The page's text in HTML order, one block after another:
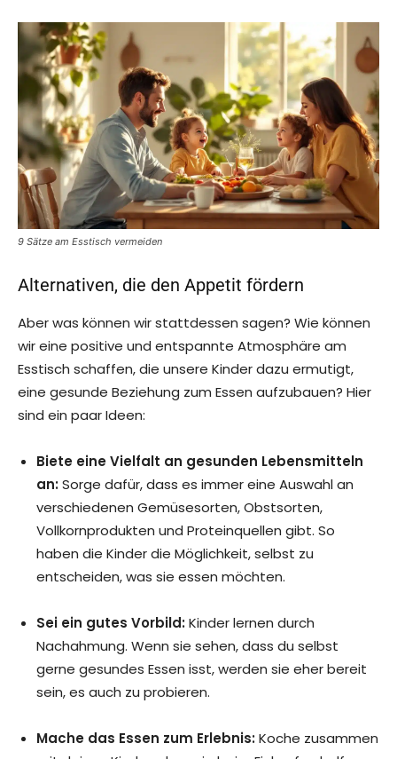
9 Sätze am Esstisch vermeiden
Alternativen, die den Appetit fördern
Aber was können wir stattdessen sagen? Wie können
wir eine positive und entspannte Atmosphäre am
Esstisch schaffen, die unsere Kinder dazu ermutigt,
eine gesunde Beziehung zum Essen aufzubauen? Hier
sind ein paar Ideen:
Biete eine Vielfalt an gesunden Lebensmitteln
an:Sorge dafür, dass es immer eine Auswahl an
verschiedenen Gemüsesorten, Obstsorten,
Vollkornprodukten und Proteinquellen gibt. So
haben die Kinder die Möglichkeit, selbst zu
entscheiden, was sie essen möchten.
Sei ein gutes Vorbild:Kinder lernen durch
Nachahmung. Wenn sie sehen, dass du selbst
gerne gesundes Essen isst, werden sie eher bereit
sein, es auch zu probieren.
Mache das Essen zum Erlebnis:Koche zusammen